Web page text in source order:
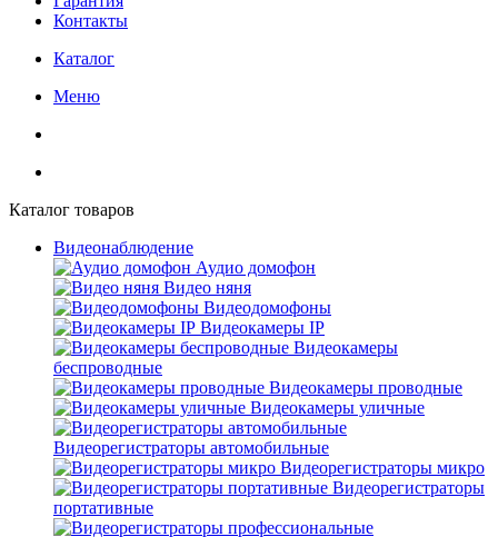
Контакты
Каталог
Меню
Каталог товаров
Видеонаблюдение
Аудио домофон
Видео няня
Видеодомофоны
Видеокамеры IP
Видеокамеры
беспроводные
Видеокамеры проводные
Видеокамеры уличные
Видеорегистраторы автомобильные
Видеорегистраторы микро
Видеорегистраторы
портативные